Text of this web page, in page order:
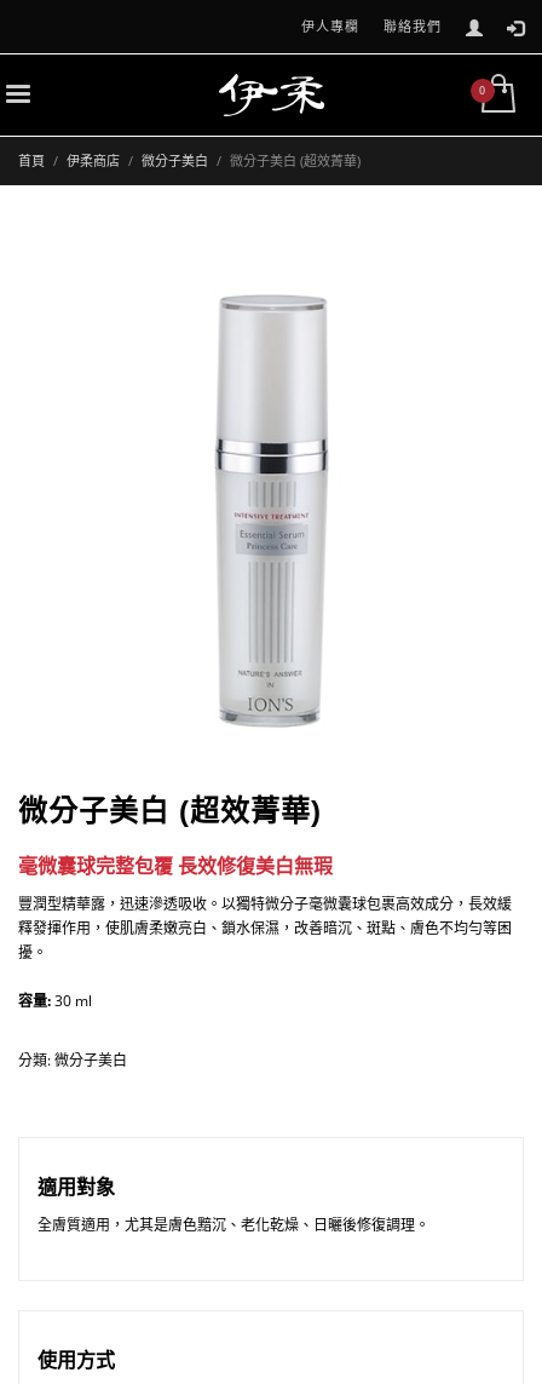
伊人專欄 聯絡我們
首頁 伊柔商店 微分子美白 微分子美白 (超效菁華)
微分子美白 (超效菁華)
毫微囊球完整包覆 長效修復美白無瑕
豐潤型精華露，迅速滲透吸收。以獨特微分子毫微囊球包裹高效成分，長效緩
釋發揮作用，使肌膚柔嫩亮白、鎖水保濕，改善暗沉、斑點、膚色不均勻等困
擾。
容量:30 ml
分類:微分子美白
適用對象
全膚質適用，尤其是膚色黯沉、老化乾燥、日曬後修復調理。
使用方式